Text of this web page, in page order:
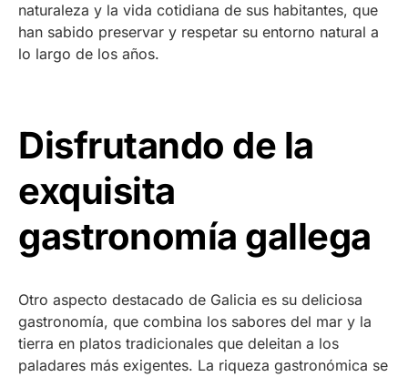
naturaleza y la vida cotidiana de sus habitantes, que
han sabido preservar y respetar su entorno natural a
lo largo de los años.
Disfrutando de la
exquisita
gastronomía gallega
Otro aspecto destacado de Galicia es su deliciosa
gastronomía, que combina los sabores del mar y la
tierra en platos tradicionales que deleitan a los
paladares más exigentes. La riqueza gastronómica se